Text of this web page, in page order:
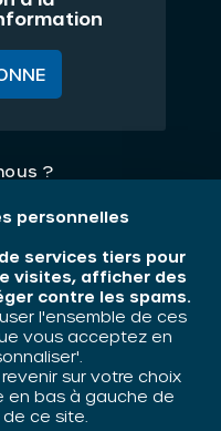
?
réservés
personnelles
services tiers pour
visites, afficher des
contre les spams.
l'ensemble de ces
vous acceptez en
sur votre choix
en bas à gauche de
ce site.